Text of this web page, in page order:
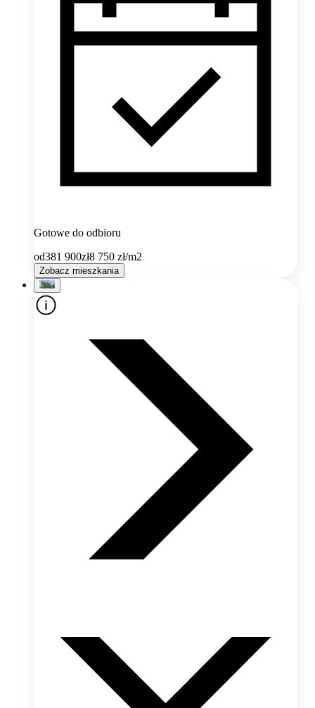
Gotowe do odbioru
od381 900zł8 750 zł/m2
Zobacz mieszkania